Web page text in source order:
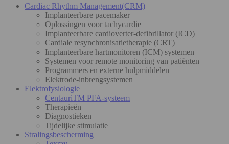
Cardiac Rhythm Management(CRM)
Implanteerbare pacemaker
Oplossingen voor tachycardie
Implanteerbare cardioverter-defibrillator (ICD)
Cardiale resynchronisatietherapie (CRT)
Implanteerbare hartmonitoren (ICM) systemen
Systemen voor remote monitoring van patiënten
Programmers en externe hulpmiddelen
Elektrode-inbrengsystemen
Elektrofysiologie
CentauriTM PFA-systeem
Therapieën
Diagnostieken
Tijdelijke stimulatie
Stralingsbescherming